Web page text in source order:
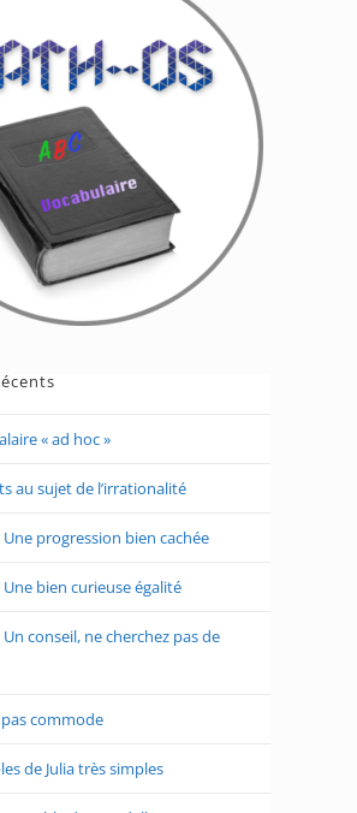
« ad hoc »
au sujet de l’irrationalité
Une progression bien cachée
Une bien curieuse égalité
Un conseil, ne cherchez pas de
commode
de Julia très simples